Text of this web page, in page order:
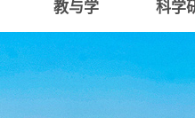
教与学 科学